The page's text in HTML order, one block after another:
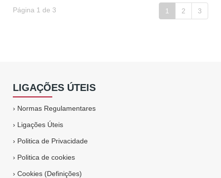
Página 1 de 3 1 2 3
LIGAÇÕES ÚTEIS
› Normas Regulamentares
› Ligações Úteis
› Politica de Privacidade
› Politica de cookies
›Cookies (Definições)